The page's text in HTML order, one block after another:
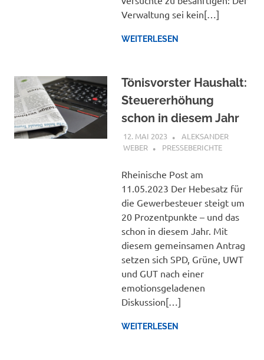
Verwaltung sei kein[…]
WEITERLESEN
Tönisvorster Haushalt:
Steuererhöhung
schon in diesem Jahr
12. MAI 2023
ALEKSANDER
WEBER
PRESSEBERICHTE
Rheinische Post am
11.05.2023 Der Hebesatz für
die Gewerbesteuer steigt um
20 Prozentpunkte – und das
schon in diesem Jahr. Mit
diesem gemeinsamen Antrag
setzen sich SPD, Grüne, UWT
und GUT nach einer
emotionsgeladenen
Diskussion[…]
WEITERLESEN